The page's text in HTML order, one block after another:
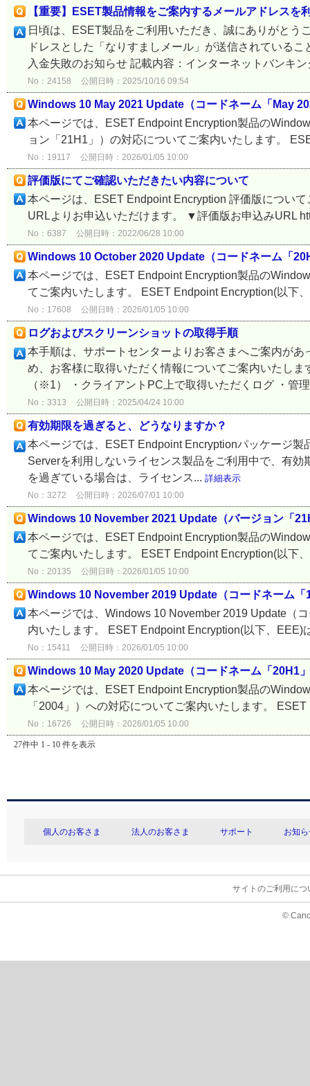
【重要】ESET製品情報をご案内するメールアドレス
日頃は、ESET製品をご利用いただき、誠にありがと
ドレスとした「なりすましメール」が送信されている
入金失敗のお知らせ 記載内容：インターネットバンキ
No：24158 公開日時：2025/10/16 09:54
Windows 10 May 2021 Update（コードネーム「May
本ページでは、ESET Endpoint Encryption製品の
ョン「21H1」）の対応についてご案内いたします。
No：19117 公開日時：2026/01/05 10:00
評価版にてご確認いただきたい内容について
本ページは、ESET Endpoint Encryption 評価版につい
URLよりお申込いただけます。 ▼評価版お申込みURL
No：6387 公開日時：2022/06/28 10:00
Windows 10 October 2020 Update（コードネーム「
本ページでは、ESET Endpoint Encryption製品の
てご案内いたします。 ESET Endpoint Encryption(以下
No：17608 公開日時：2026/01/05 10:00
ログおよびスクリーンショットの取得手順
本手順は、サポートセンターよりお客さまへご案内が
め、お客様に取得いただく情報についてご案内いたし
（※1） ・クライアントPC上で取得いただくログ ・管
No：3313 公開日時：2025/04/24 10:00
有効期限を過ぎると、どうなりますか？
本ページでは、ESET Endpoint Encryptionパッケージ
Serverを利用しないライセンス製品をご利用中で、有
を過ぎている場合は、ライセンス... 詳細表示
No：3272 公開日時：2026/07/01 10:00
Windows 10 November 2021 Update（バージョン「
本ページでは、ESET Endpoint Encryption製品の
てご案内いたします。 ESET Endpoint Encryption(以下
No：20135 公開日時：2026/01/05 10:00
Windows 10 November 2019 Update（コードネーム
本ページでは、Windows 10 November 2019 Update（
内いたします。 ESET Endpoint Encryption(以下、
No：15411 公開日時：2026/01/05 10:00
Windows 10 May 2020 Update（コードネーム「20H1
本ページでは、ESET Endpoint Encryption製品の
「2004」）への対応についてご案内いたします。
No：16726 公開日時：2026/01/05 10:00
27件中 1 - 10 件を表示
個人のお客さま 法人のお客さま サポート お知
サイトのご利用につ
©